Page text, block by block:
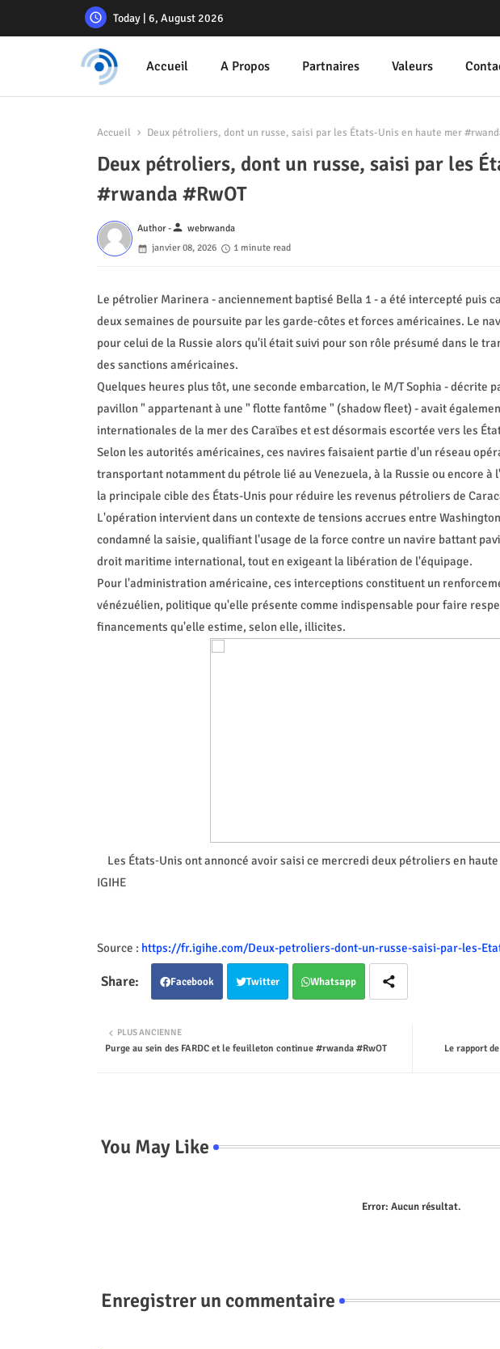
Today | 6, August 2026
Accueil A Propos Partnaires Valeurs
Accueil Deux pétroliers, dont un russe, saisi par les États-Unis en haute mer
Deux pétroliers, dont un russe, saisi par les
#rwanda #RwOT
Author -person webrwanda
janvier 08, 2026
1 minute read
Le pétrolier Marinera - anciennement baptisé Bella 1 - a été intercepté puis
deux semaines de poursuite par les garde‑côtes et forces américaines. Le
pour celui de la Russie alors qu'il était suivi pour son rôle présumé dans le
des sanctions américaines.
Quelques heures plus tôt, une seconde embarcation, le M/T Sophia - décrite
pavillon " appartenant à une " flotte fantôme " (shadow fleet) - avait
internationales de la mer des Caraïbes et est désormais escortée vers les
Selon les autorités américaines, ces navires faisaient partie d'un réseau
transportant notamment du pétrole lié au Venezuela, à la Russie ou encore
la principale cible des États-Unis pour réduire les revenus pétroliers de
L'opération intervient dans un contexte de tensions accrues entre
condamné la saisie, qualifiant l'usage de la force contre un navire battant
droit maritime international, tout en exigeant la libération de l'équipage.
Pour l'administration américaine, ces interceptions constituent un
vénézuélien, politique qu'elle présente comme indispensable pour faire
financements qu'elle estime, selon elle, illicites.
Les États‑Unis ont annoncé avoir saisi ce mercredi deux pétroliers en
IGIHE
Source : https://fr.igihe.com/Deux-petroliers-dont-un-russe-saisi-par-les-
Facebook Twitter Whatsapp
Le rapport
PLUS ANCIENNE
Purge au sein des FARDC et le feuilleton continue #rwanda #RwOT
You May Like
Error: Aucun résultat.
Enregistrer un commentaire